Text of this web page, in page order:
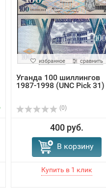
избранное сравнить
Уганда 100 шиллингов
1987-1998 (UNC Pick 31)
(0)
400 руб.
В корзину